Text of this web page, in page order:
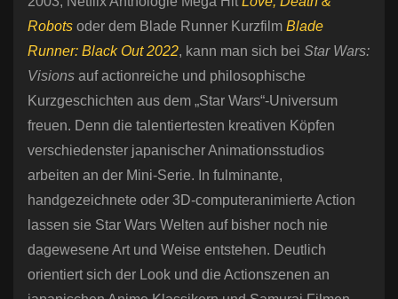
Robots oder dem Blade Runner Kurzfilm Blade
Runner: Black Out 2022, kann man sich bei Star Wars:
Visions auf actionreiche und philosophische
Kurzgeschichten aus dem „Star Wars“-Universum
freuen. Denn die talentiertesten kreativen Köpfen
verschiedenster japanischer Animationsstudios
arbeiten an der Mini-Serie. In fulminante,
handgezeichnete oder 3D-computeranimierte Action
lassen sie Star Wars Welten auf bisher noch nie
dagewesene Art und Weise entstehen. Deutlich
orientiert sich der Look und die Actionszenen an